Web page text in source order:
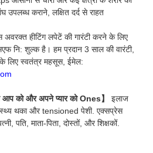
उपलब्ध कराने, लक्षित दर्द से राहत
अवरक्त हीटिंग लपेटें की गारंटी करने के लिए
नि: शुल्क है। हम प्रदान 3 साल की वारंटी,
लिए स्वतंत्र महसूस, ईमेल:
आप को और अपने प्यार को Ones】 इलाज
थका और tensioned पेशी. एक्सप्रेस
पति, माता-पिता, दोस्तों, और शिक्षकों.